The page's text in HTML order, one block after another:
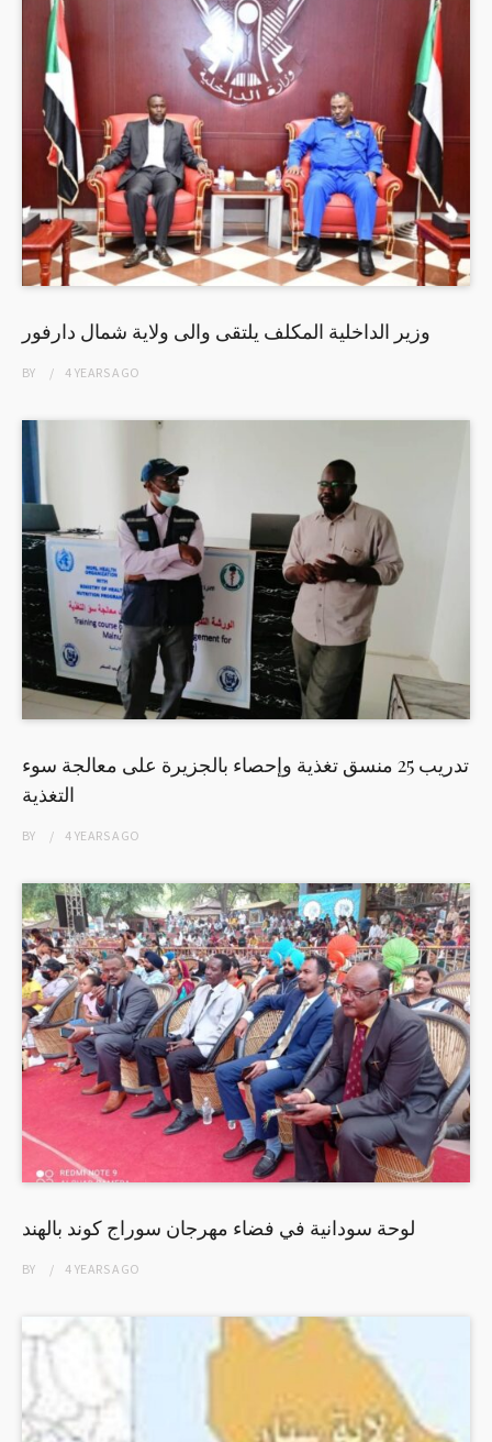
وزير الداخلية المكلف يلتقى والى ولاية شمال دارفور
BY 4 YEARSAGO
تدريب 25 منسق تغذية وإحصاء بالجزيرة على معالجة سوء
التغذية
BY 4 YEARSAGO
لوحة سودانية في فضاء مهرجان سوراج كوند بالهند
BY 4 YEARSAGO